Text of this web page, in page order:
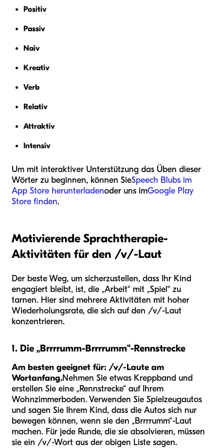
Positiv
Passiv
Naiv
Kreativ
Verb
Relativ
Attraktiv
Intensiv
Um mit interaktiver Unterstützung das Üben dieser
Wörter zu beginnen, können SieSpeech Blubs im
App Store herunterladenoder uns imGoogle Play
Store finden.
Motivierende Sprachtherapie-
Aktivitäten für den /v/-Laut
Der beste Weg, um sicherzustellen, dass Ihr Kind
engagiert bleibt, ist, die „Arbeit“ mit „Spiel“ zu
tarnen. Hier sind mehrere Aktivitäten mit hoher
Wiederholungsrate, die sich auf den /v/-Laut
konzentrieren.
1. Die „Brrrrumm-Brrrrumm“-Rennstrecke
Am besten geeignet für: /v/-Laute am
Wortanfang.Nehmen Sie etwas Kreppband und
erstellen Sie eine „Rennstrecke“ auf Ihrem
Wohnzimmerboden. Verwenden Sie Spielzeugautos
und sagen Sie Ihrem Kind, dass die Autos sich nur
bewegen können, wenn sie den „Brrrrumm“-Laut
machen. Für jede Runde, die sie absolvieren, müssen
sie ein /v/-Wort aus der obigen Liste sagen.